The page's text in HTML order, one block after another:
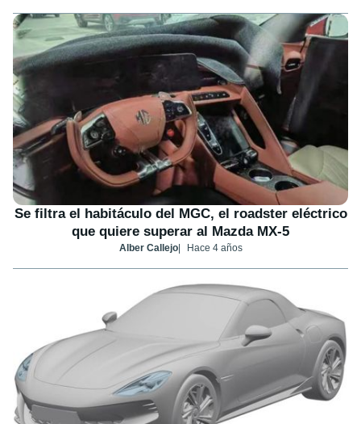
Se filtra el habitáculo del MGC, el roadster eléctrico
que quiere superar al Mazda MX-5
Alber Callejo Hace 4 años